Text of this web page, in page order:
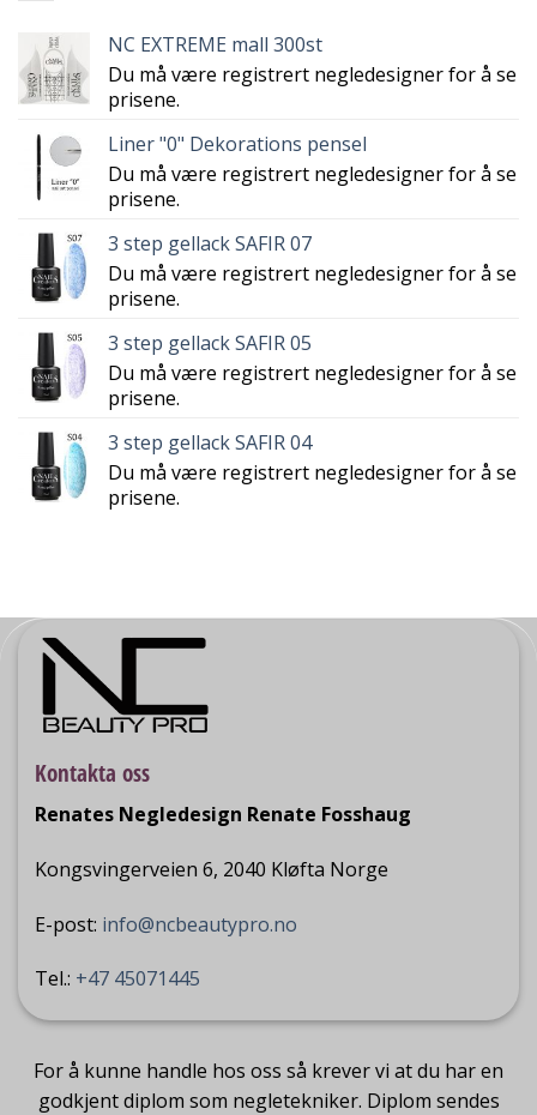
NC EXTREME mall 300st
Du må være registrert negledesigner for å se
prisene.
Liner "0" Dekorations pensel
Du må være registrert negledesigner for å se
prisene.
3 step gellack SAFIR 07
Du må være registrert negledesigner for å se
prisene.
3 step gellack SAFIR 05
Du må være registrert negledesigner for å se
prisene.
3 step gellack SAFIR 04
Du må være registrert negledesigner for å se
prisene.
Kontakta oss
Renates Negledesign Renate Fosshaug
Kongsvingerveien 6, 2040 Kløfta Norge
E-post: info@ncbeautypro.no
Tel.: +47 45071445
For å kunne handle hos oss så krever vi at du har en
godkjent diplom som negletekniker. Diplom sendes